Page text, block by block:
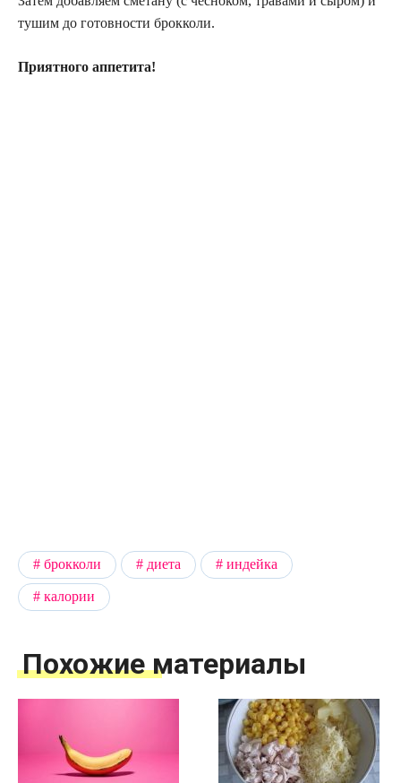
тушим до готовности брокколи.
Приятного аппетита!
брокколи диета
индейка
калории
Похожие материалы